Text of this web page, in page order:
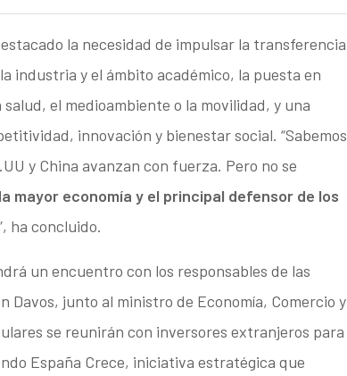
la necesidad de impulsar la transferencia
industria y el ámbito académico, la puesta en
el medioambiente o la movilidad, y una
innovación y bienestar social. “Sabemos
y China avanzan con fuerza. Pero no se
mayor economía y el principal defensor de los
ha concluido.
un encuentro con los responsables de las
Davos, junto al ministro de Economía, Comercio y
se reunirán con inversores extranjeros para
España Crece, iniciativa estratégica que